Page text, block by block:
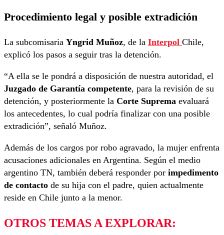
Procedimiento legal y posible extradición
La subcomisaria Yngrid Muñoz, de la Interpol Chile,
explicó los pasos a seguir tras la detención.
“A ella se le pondrá a disposición de nuestra autoridad, el
Juzgado de Garantía competente, para la revisión de su
detención, y posteriormente la Corte Suprema evaluará
los antecedentes, lo cual podría finalizar con una posible
extradición”, señaló Muñoz.
Además de los cargos por robo agravado, la mujer enfrenta
acusaciones adicionales en Argentina. Según el medio
argentino TN, también deberá responder por impedimento
de contacto de su hija con el padre, quien actualmente
reside en Chile junto a la menor.
OTROS TEMAS A EXPLORAR: